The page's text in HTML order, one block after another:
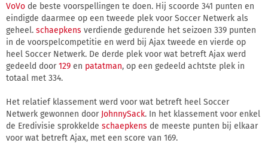
VoVo de beste voorspellingen te doen. Hij scoorde 341 punten en
eindigde daarmee op een tweede plek voor Soccer Netwerk als
geheel. schaepkens verdiende gedurende het seizoen 339 punten
in de voorspelcompetitie en werd bij Ajax tweede en vierde op
heel Soccer Netwerk. De derde plek voor wat betreft Ajax werd
gedeeld door129 en patatman, op een gedeeld achtste plek in
totaal met 334.
Het relatief klassement werd voor wat betreft heel Soccer
Netwerk gewonnen door JohnnySack. In het klassement voor enkel
de Eredivisie sprokkelde schaepkens de meeste punten bij elkaar
voor wat betreft Ajax, met een score van 169.